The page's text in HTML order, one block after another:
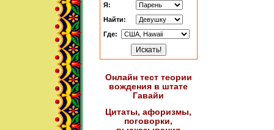
Я:
Найти:
Где:
Онлайн тест теории
вождения в штате
Гавайи
Цитаты, афоризмы,
поговорки,